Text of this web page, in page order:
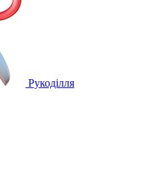
Рукоділля